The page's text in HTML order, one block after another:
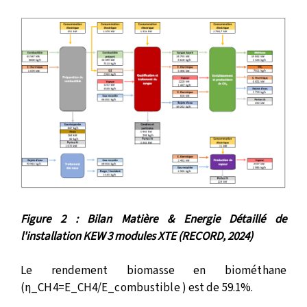
Figure 2 : Bilan Matière & Energie Détaillé de
l'installation KEW 3 modules XTE (RECORD, 2024)
Le rendement biomasse en biométhane
(η_CH4=E_CH4/E_combustible ) est de 59.1%.